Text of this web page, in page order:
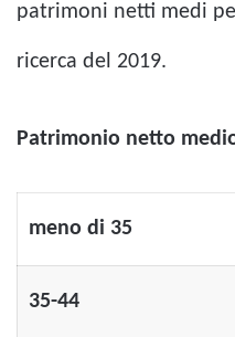
patrimoni netti medi
ricerca del 2019.
Patrimonio netto
meno di 35
35-44